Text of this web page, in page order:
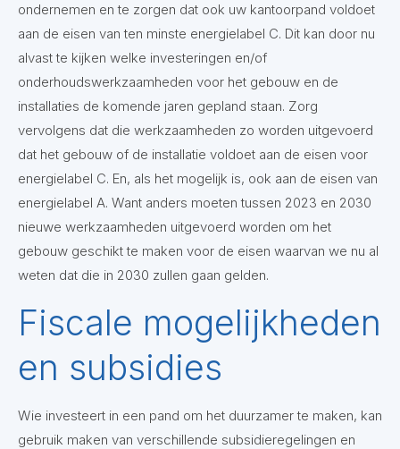
ondernemen en te zorgen dat ook uw kantoorpand voldoet
aan de eisen van ten minste energielabel C. Dit kan door nu
alvast te kijken welke investeringen en/of
onderhoudswerkzaamheden voor het gebouw en de
installaties de komende jaren gepland staan. Zorg
vervolgens dat die werkzaamheden zo worden uitgevoerd
dat het gebouw of de installatie voldoet aan de eisen voor
energielabel C. En, als het mogelijk is, ook aan de eisen van
energielabel A. Want anders moeten tussen 2023 en 2030
nieuwe werkzaamheden uitgevoerd worden om het
gebouw geschikt te maken voor de eisen waarvan we nu al
weten dat die in 2030 zullen gaan gelden.
Fiscale mogelijkheden
en subsidies
Wie investeert in een pand om het duurzamer te maken, kan
gebruik maken van verschillende subsidieregelingen en